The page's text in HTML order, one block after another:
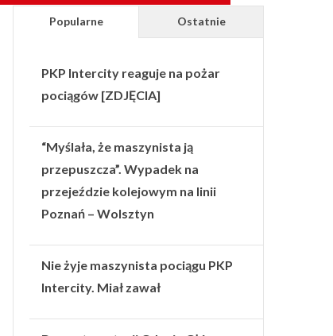
Popularne Ostatnie
PKP Intercity reaguje na pożar
pociągów [ZDJĘCIA]
“Myślała, że maszynista ją
przepuszcza”. Wypadek na
przejeździe kolejowym na linii
Poznań – Wolsztyn
Nie żyje maszynista pociągu PKP
Intercity. Miał zawał